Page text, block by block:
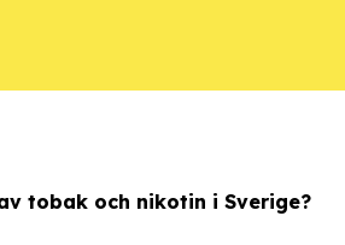
tobak och nikotin i Sverige?